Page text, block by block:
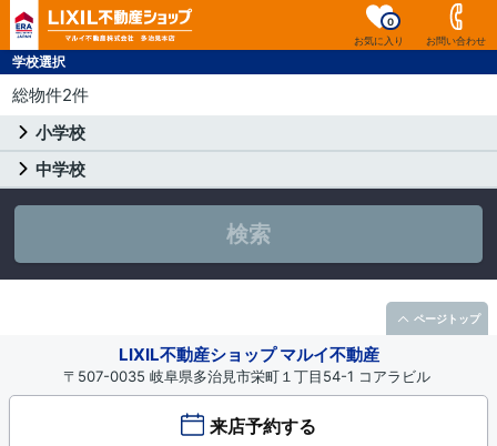
お気に入り
0
お問い合わせ
学校選択
総物件2件
小学校
中学校
検索
LIXIL不動産ショップ マルイ不動産
〒507-0035 岐阜県多治見市栄町１丁目54-1 コアラビル
来店予約する
ページトップ